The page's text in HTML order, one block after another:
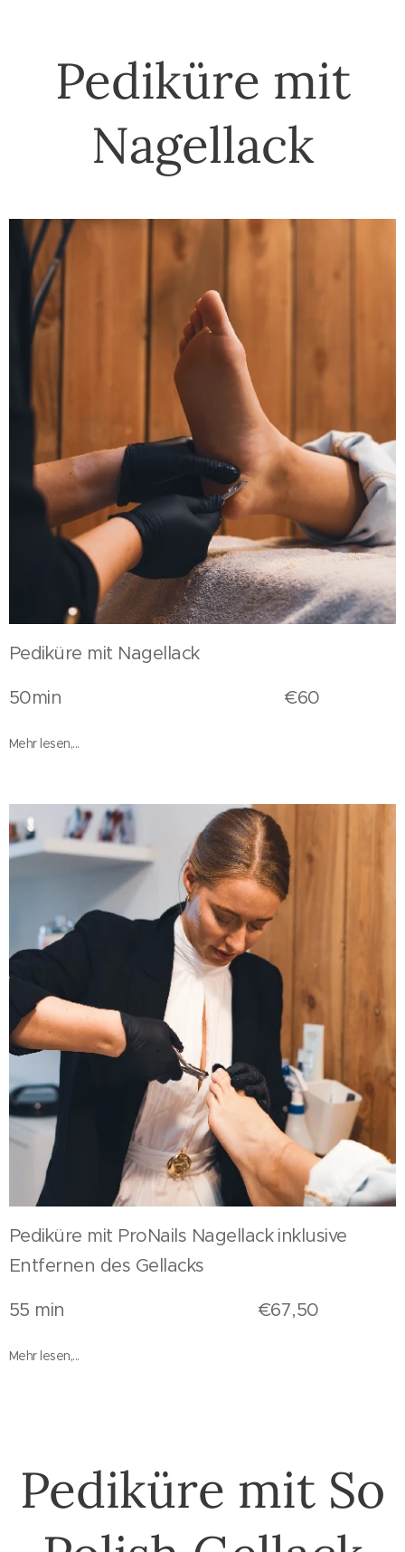
Pediküre mit
Nagellack
Pediküre mit Nagellack
50min €60
Mehr lesen,...
Pediküre mit ProNails Nagellack inklusive
Entfernen des Gellacks
55 min €67,50
Mehr lesen,...
Pediküre mit So